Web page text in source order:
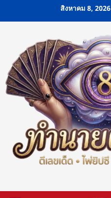
สิงหาคม 8, 2026